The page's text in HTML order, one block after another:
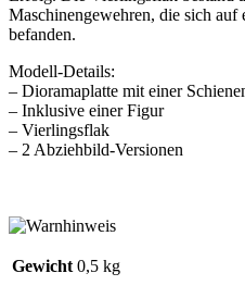
Maschinengewehren, die sich
befanden.
Modell-Details:
– Dioramaplatte mit einer
– Inklusive einer Figur
– Vierlingsflak
– 2 Abziehbild-Versionen
Gewicht 0,5 kg